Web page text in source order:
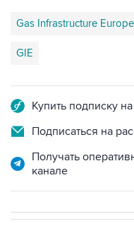
Gas Infrastructure Europe
GIE
Купить подписку
Подписаться на
Получать
канале